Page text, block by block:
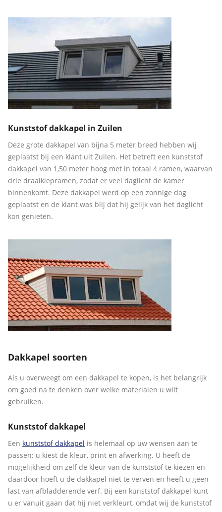
Kunststof dakkapel in Zuilen
Deze grote dakkapel van bijna 5 meter breed hebben wij
geplaatst bij een klant uit Zuilen. Het betreft een kunststof
dakkapel van 1,50 meter hoog met in totaal 4 ramen, waarvan
drie draaikiepramen, zodat er veel daglicht de kamer
binnenkomt. Deze dakkapel werd op een zonnige dag
geplaatst en de klant was blij dat hij gelijk van het daglicht
kon genieten.
Dakkapel soorten
Als u overweegt om een dakkapel te kopen, is het belangrijk
om goed na te denken over welke materialen u wilt
gebruiken.
Kunststof dakkapel
Een kunststof dakkapel is helemaal op uw wensen aan te
passen: u kiest de kleur, print en afwerking. U heeft de
mogelijkheid om zelf de kleur van de kunststof te kiezen en
daardoor hoeft u de dakkapel niet te verven en heeft u geen
last van afbladderende verf. Bij een kunststof dakkapel kunt
u er vanuit gaan dat hij niet verkleurt, omdat wij de kunststof